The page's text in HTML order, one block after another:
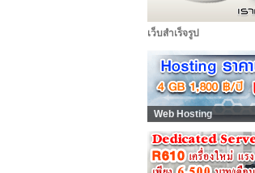
เว็บสำเร็จรูป
Web Hosting